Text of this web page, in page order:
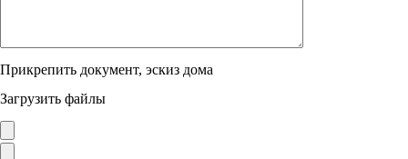
Прикрепить документ, эскиз дома
Загрузить файлы